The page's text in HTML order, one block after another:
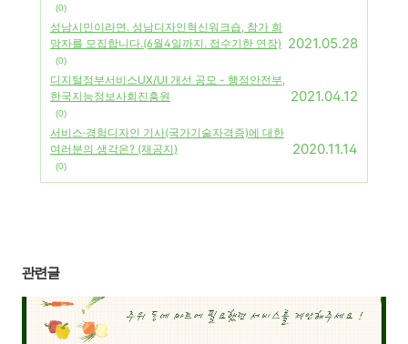
(0)
성남시민이라면. 성남디자인혁신워크숍, 참가 희
망자를 모집합니다.(6월4일까지. 접수기한 연장)
(0)
2021.05.28
디지털정부서비스UX/UI 개선 공모 - 행정안전부,
한국지능정보사회진흥원
(0)
2021.04.12
서비스·경험디자인 기사(국가기술자격증)에 대한
여러분의 생각은? (재공지)
(0)
2020.11.14
관련글